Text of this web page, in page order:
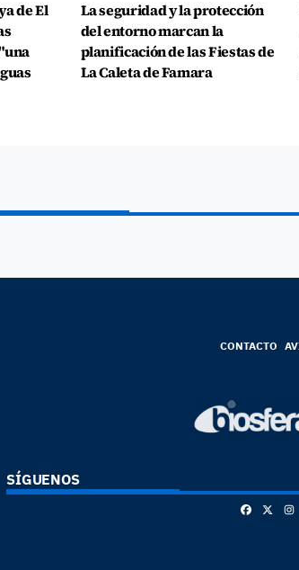
de El
La seguridad y la protección
del entorno marcan la
planificación de las Fiestas de
La Caleta de Famara
CONTACTO
SÍGUENOS
Facebook